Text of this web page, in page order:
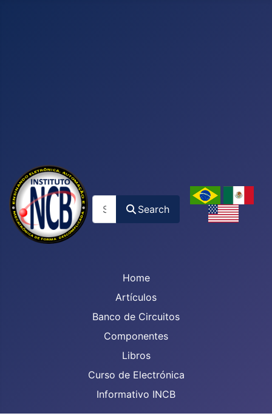
Search
Home
Artículos
Banco de Circuitos
Componentes
Libros
Curso de Electrónica
Informativo INCB